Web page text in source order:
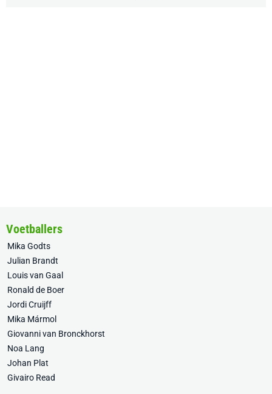
Voetballers
Mika Godts
Julian Brandt
Louis van Gaal
Ronald de Boer
Jordi Cruijff
Mika Mármol
Giovanni van Bronckhorst
Noa Lang
Johan Plat
Givairo Read